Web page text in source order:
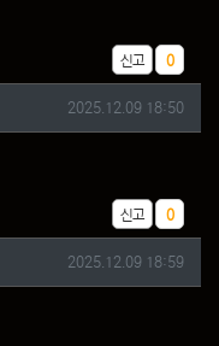
신고 추천
0
작성일
2025.12.09 18:50
신고 추천
0
작성일
2025.12.09 18:59